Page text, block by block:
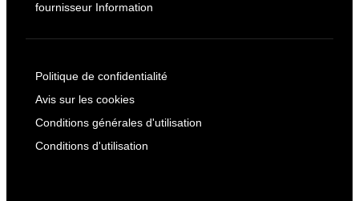
fournisseur Information
Politique de confidentialité
Avis sur les cookies
Conditions générales d'utilisation
Conditions d'utilisation